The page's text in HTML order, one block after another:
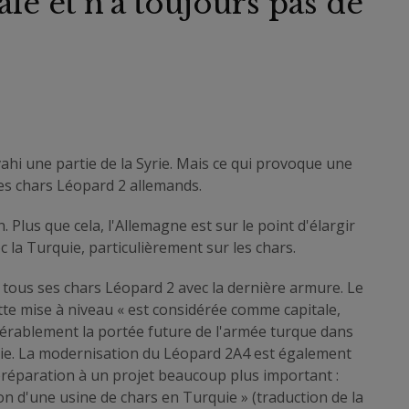
une partie de la Syrie. Mais ce qui provoque une
chars Léopard 2 allemands.
que cela, l'Allemagne est sur le point d'élargir
la Turquie, particulièrement sur les chars.
ses chars Léopard 2 avec la dernière armure. Le
mise à niveau « est considérée comme capitale,
la portée future de l'armée turque dans
La modernisation du Léopard 2A4 est également
à un projet beaucoup plus important :
d'une usine de chars en Turquie » (traduction de la